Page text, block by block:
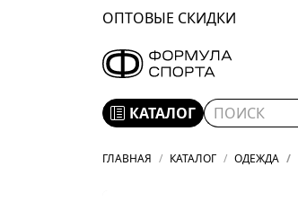
ОПТОВЫЕ СКИДКИ
КАТАЛОГ
ГЛАВНАЯ КАТАЛОГ ОДЕЖДА